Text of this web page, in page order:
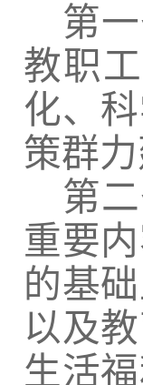
第
教职
化、
策群
第
重要
的基
以及
生活